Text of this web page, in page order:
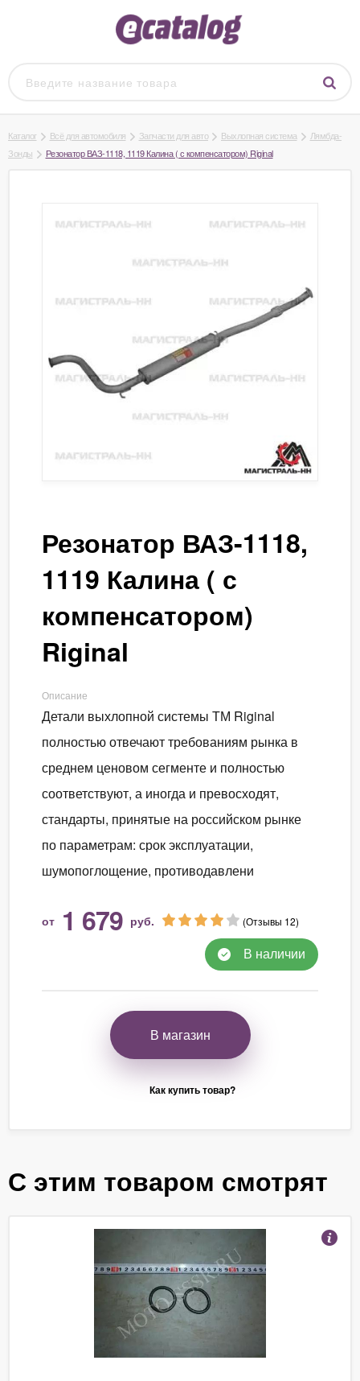
Каталог Всё для автомобиля Запчасти для авто Выхлопная система
Лямбда-
Зонды
Резонатор ВАЗ-1118, 1119 Калина ( с компенсатором) Riginal
Резонатор ВАЗ-1118,
1119 Калина ( с
компенсатором)
Riginal
Описание
Детали выхлопной системы ТМ Riginal
полностью отвечают требованиям рынка в
среднем ценовом сегменте и полностью
соответствуют, а иногда и превосходят,
стандарты, принятые на российском рынке
по параметрам: срок эксплуатации,
шумопоглощение, противодавлени
от 1 679 руб. (Отзывы 12)
В наличии
В магазин
Как купить товар?
С этим товаром смотрят